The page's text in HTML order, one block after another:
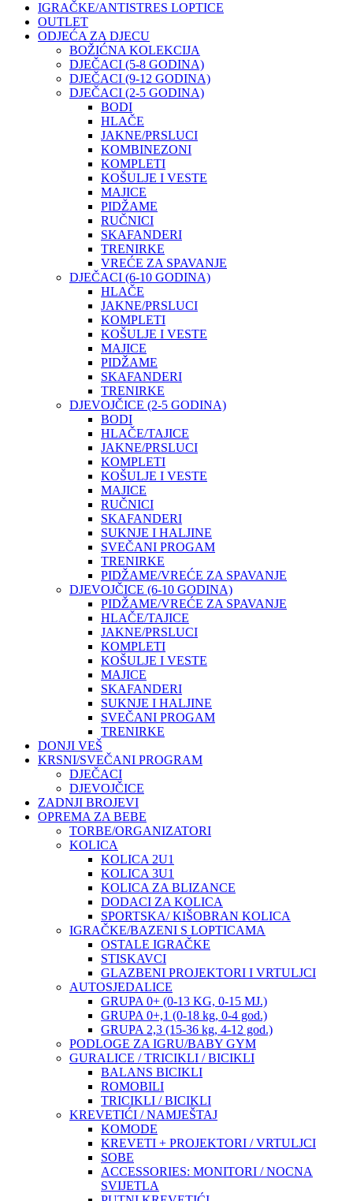
IGRAČKE/ANTISTRES LOPTICE
OUTLET
ODJEĆA ZA DJECU
BOŽIĆNA KOLEKCIJA
DJEČACI (5-8 GODINA)
DJEČACI (9-12 GODINA)
DJEČACI (2-5 GODINA)
BODI
HLAČE
JAKNE/PRSLUCI
KOMBINEZONI
KOMPLETI
KOŠULJE I VESTE
MAJICE
PIDŽAME
RUČNICI
SKAFANDERI
TRENIRKE
VREĆE ZA SPAVANJE
DJEČACI (6-10 GODINA)
HLAČE
JAKNE/PRSLUCI
KOMPLETI
KOŠULJE I VESTE
MAJICE
PIDŽAME
SKAFANDERI
TRENIRKE
DJEVOJČICE (2-5 GODINA)
BODI
HLAČE/TAJICE
JAKNE/PRSLUCI
KOMPLETI
KOŠULJE I VESTE
MAJICE
RUČNICI
SKAFANDERI
SUKNJE I HALJINE
SVEČANI PROGAM
TRENIRKE
PIDŽAME/VREĆE ZA SPAVANJE
DJEVOJČICE (6-10 GODINA)
PIDŽAME/VREĆE ZA SPAVANJE
HLAČE/TAJICE
JAKNE/PRSLUCI
KOMPLETI
KOŠULJE I VESTE
MAJICE
SKAFANDERI
SUKNJE I HALJINE
SVEČANI PROGAM
TRENIRKE
DONJI VEŠ
KRSNI/SVEČANI PROGRAM
DJEČACI
DJEVOJČICE
ZADNJI BROJEVI
OPREMA ZA BEBE
TORBE/ORGANIZATORI
KOLICA
KOLICA 2U1
KOLICA 3U1
KOLICA ZA BLIZANCE
DODACI ZA KOLICA
SPORTSKA/ KIŠOBRAN KOLICA
IGRAČKE/BAZENI S LOPTICAMA
OSTALE IGRAČKE
STISKAVCI
GLAZBENI PROJEKTORI I VRTULJCI
AUTOSJEDALICE
GRUPA 0+ (0-13 KG, 0-15 MJ.)
GRUPA 0+,1 (0-18 kg, 0-4 god.)
GRUPA 2,3 (15-36 kg, 4-12 god.)
PODLOGE ZA IGRU/BABY GYM
GURALICE / TRICIKLI / BICIKLI
BALANS BICIKLI
ROMOBILI
TRICIKLI / BICIKLI
KREVETIĆI / NAMJEŠTAJ
KOMODE
KREVETI + PROJEKTORI / VRTULJCI
SOBE
ACCESSORIES: MONITORI / NOCNA
SVIJETLA